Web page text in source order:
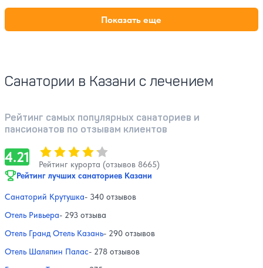
Показать еще
Санатории в Казани с лечением
Рейтинг самых популярных санаториев и
пансионатов по отзывам клиентов
4.21 Оценка, количество звезд:
Рейтинг курорта (отзывов 8665)
Рейтинг лучших санаториев Казани
Санаторий Крутушка- 340 отзывов
Отель Ривьера- 293 отзыва
Отель Гранд Отель Казань- 290 отзывов
Отель Шаляпин Палас- 278 отзывов